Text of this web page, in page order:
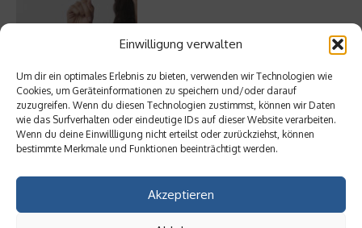
Einwilligung verwalten
Um dir ein optimales Erlebnis zu bieten, verwenden wir Technologien wie
Cookies, um Geräteinformationen zu speichern und/oder darauf
zuzugreifen. Wenn du diesen Technologien zustimmst, können wir Daten
wie das Surfverhalten oder eindeutige IDs auf dieser Website verarbeiten.
Wenn du deine Einwillligung nicht erteilst oder zurückziehst, können
bestimmte Merkmale und Funktionen beeinträchtigt werden.
Akzeptieren
Generative KI im IT-Service-Management
Warum ist Cloud-Hosting für die Industrie
essenziell?